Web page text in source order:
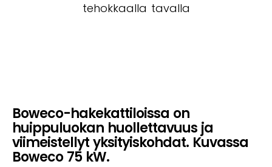
tehokkaalla tavalla
Boweco-hakekattiloissa on
huippuluokan huollettavuus ja
viimeistellyt yksityiskohdat. Kuvassa
Boweco 75 kW.